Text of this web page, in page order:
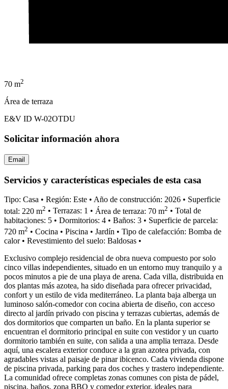
70 m2
Área de terraza
E&V ID W-02OTDU
Solicitar información ahora
Email
Servicios y características especiales de esta casa
Tipo: Casa • Región: Este • Año de construcción: 2026 • Superficie
total: 220 m2 • Terrazas: 1 • Área de terraza: 70 m2 • Total de
habitaciones: 5 • Dormitorios: 4 • Baños: 3 • Superficie de parcela:
720 m2 • Cocina • Piscina • Jardín • Tipo de calefacción: Bomba de
calor• Revestimiento del suelo: Baldosas •
Exclusivo complejo residencial de obra nueva compuesto por solo
cinco villas independientes, situado en un entorno muy tranquilo y a
pocos minutos a pie de una playa de arena. Cada villa, distribuida en
dos plantas más azotea, ha sido diseñada para ofrecer privacidad,
confort y un estilo de vida mediterráneo. La planta baja alberga un
luminoso salón-comedor con cocina abierta de diseño, con acceso
directo al jardín privado con piscina y terrazas cubiertas, además de
dos dormitorios que comparten un baño. En la planta superior se
encuentran el dormitorio principal en suite con vestidor y un cuarto
dormitorio también en suite, con salida a una amplia terraza. Desde
aquí, una escalera exterior conduce a la gran azotea privada, con
agradables vistas al paisaje de pinar ibicenco. Cada vivienda dispone
de piscina privada, parking para dos coches y trastero independiente.
La comunidad ofrece completas zonas comunes con pista de pádel,
piscina, baños, zona BBQ y comedor exterior, ideales para